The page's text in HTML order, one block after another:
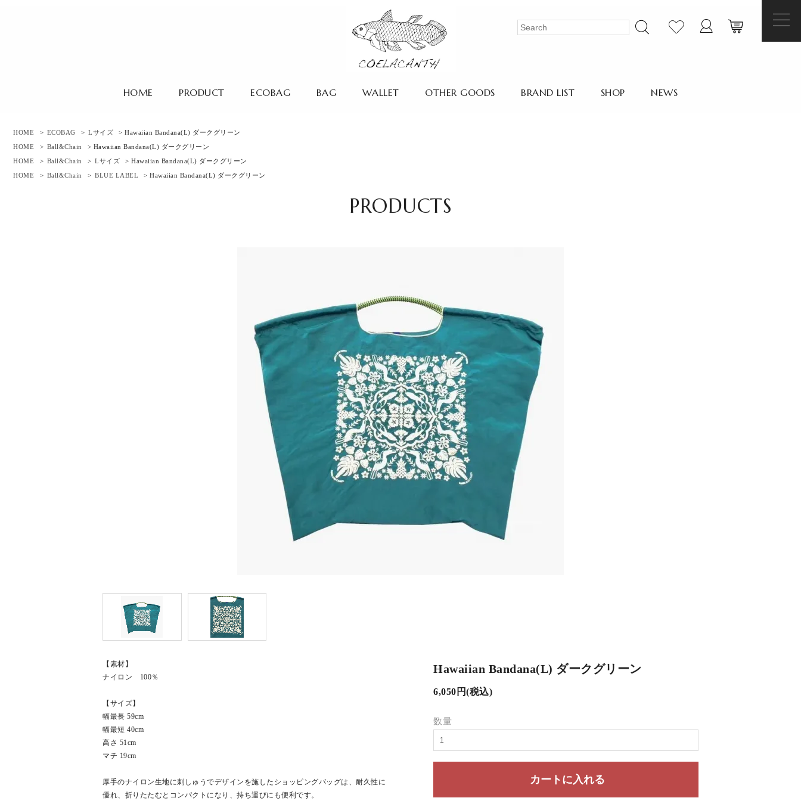
HOME PRODUCT ECOBAG BAG WALLET OTHER GOODS BRAND LIST SHOP NEWS
HOME > ECOBAG > Lサイズ
> Hawaiian Bandana(L) ダークグリーン
HOME
> Ball&Chain
> Hawaiian Bandana(L) ダークグリーン
HOME
> Ball&Chain > Lサイズ
> Hawaiian Bandana(L) ダークグリーン
HOME
> Ball&Chain > BLUE LABEL > Hawaiian Bandana(L) ダークグリーン
PRODUCTS
Hawaiian Bandana(L) ダークグリーン
6,050円(税込)
数量
【素材】
ナイロン 100％
【サイズ】
幅最長 59cm
幅最短 40cm
高さ 51cm
マチ 19cm
厚手のナイロン生地に刺しゅうでデザインを施したショッピングバッグは、耐久性に
優れ、折りたたむとコンパクトになり、持ち運びにも便利です。